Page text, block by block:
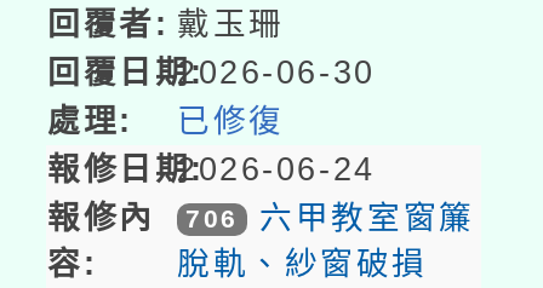
戴玉珊
2026-06-30
已修復
2026-06-24
706
六甲教室窗簾
脫軌、紗窗破損